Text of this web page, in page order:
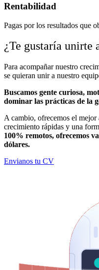
Rentabilidad
Pagas por los resultados que
¿Te gustaría unirte
Para acompañar nuestro
se quieran unir a nuestro
Buscamos gente curiosa,
dominar las prácticas de la
A cambio, ofrecemos el
crecimiento rápidas y una
100% remotos, ofrecemos
dólares.
Envianos tu CV